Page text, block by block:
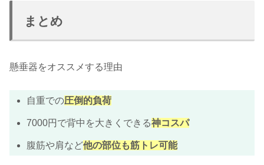
まとめ
懸垂器をオススメする理由
自重での圧倒的負荷
7000円で背中を大きくできる神コスパ
腹筋や肩など他の部位も筋トレ可能